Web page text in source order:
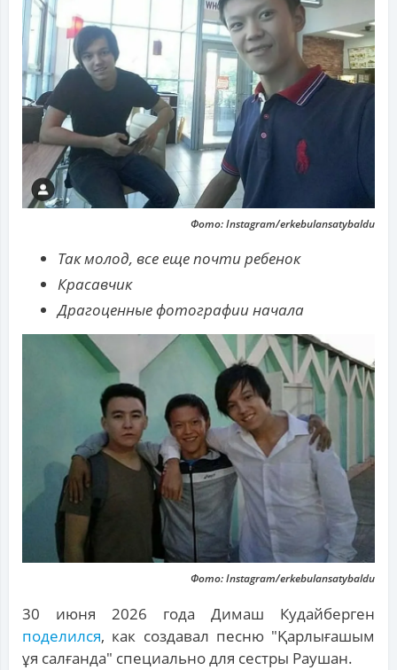
Фото: Instagram/erkebulansatybaldu
Так молод, все еще почти ребенок
Красавчик
Драгоценные фотографии начала
Фото: Instagram/erkebulansatybaldu
30 июня 2026 года Димаш Кудайберген
поделился, как создавал песню "Қарлығашым
ұя салғанда" специально для сестры Раушан.